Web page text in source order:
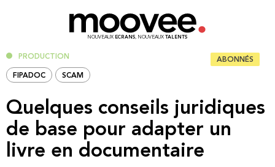
NOUVEAUX ECRANS, NOUVEAUX TALENTS
PRODUCTION ABONNÉS
FIPADOC SCAM
Quelques conseils juridiques
de base pour adapter un
livre en documentaire